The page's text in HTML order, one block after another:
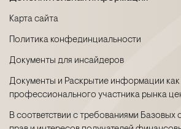
Карта сайта
Политика конфединциальности
Документы для инсайдеров
Документы и Раскрытие информации как
профессионального участника рынка
В соответствии с требованиями Базовых